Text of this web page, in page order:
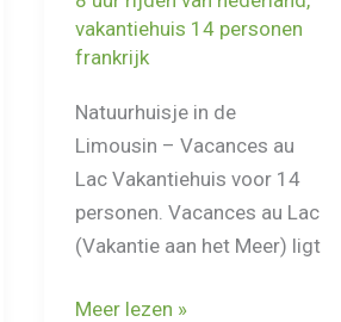
vakantiehuis 14 personen
frankrijk
Natuurhuisje in de
Limousin – Vacances au
Lac Vakantiehuis voor 14
personen. Vacances au Lac
(Vakantie aan het Meer) ligt
Natuurhuisje
Meer lezen »